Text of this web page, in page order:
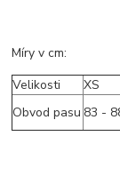
Míry v cm:
Velikosti
XS
Obvod pasu 83 -